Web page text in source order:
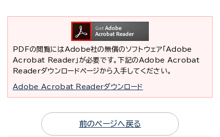
PDFの閲覧にはAdobe社の無償のソフトウェア「Adobe
Acrobat Reader」が必要です。下記のAdobe Acrobat
Readerダウンロードページから入手してください。
Adobe Acrobat Readerダウンロード
前のページへ戻る